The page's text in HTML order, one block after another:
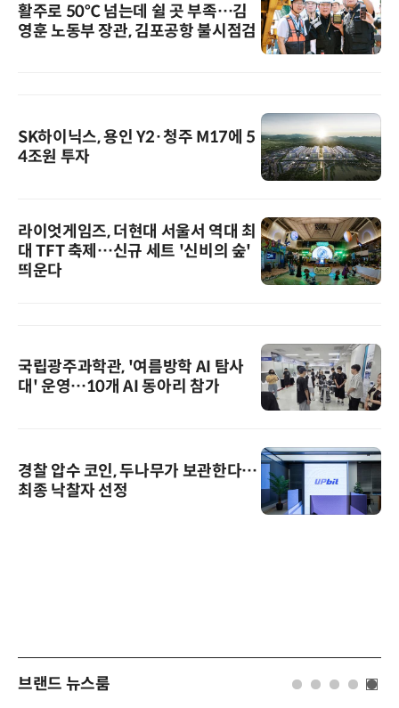
활주로 50℃ 넘는데 쉴 곳 부족…김
영훈 노동부 장관, 김포공항 불시점검
SK하이닉스, 용인 Y2·청주 M17에 5
4조원 투자
라이엇게임즈, 더현대 서울서 역대 최
대 TFT 축제…신규 세트 '신비의 숲'
띄운다
국립광주과학관, '여름방학 AI 탐사
대' 운영…10개 AI 동아리 참가
경찰 압수 코인, 두나무가 보관한다…
최종 낙찰자 선정
브랜드 뉴스룸